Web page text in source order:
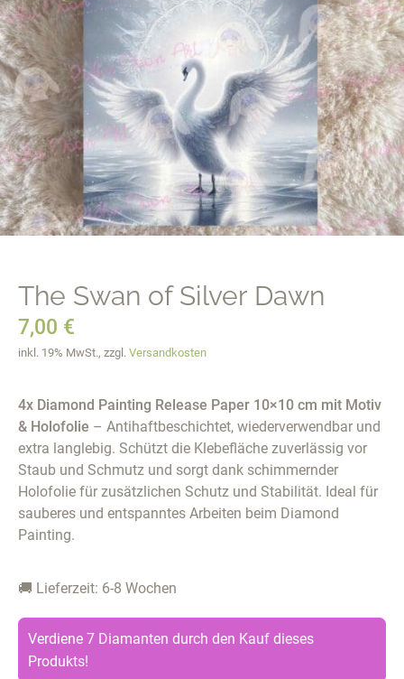
The Swan of Silver Dawn
7,00 €
inkl. 19% MwSt., zzgl. Versandkosten
4x Diamond Painting Release Paper 10×10 cm mit Motiv
& Holofolie – Antihaftbeschichtet, wiederverwendbar und
extra langlebig. Schützt die Klebefläche zuverlässig vor
Staub und Schmutz und sorgt dank schimmernder
Holofolie für zusätzlichen Schutz und Stabilität. Ideal für
sauberes und entspanntes Arbeiten beim Diamond
Painting.
🚚 Lieferzeit: 6-8 Wochen
Verdiene 7 Diamanten durch den Kauf dieses
Produkts!